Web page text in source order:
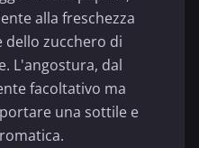
alla freschezza
dello zucchero di
L'angostura, dal
facoltativo ma
una sottile e